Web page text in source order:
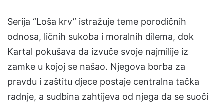
Serija “Loša krv” istražuje teme porodičnih
odnosa, ličnih sukoba i moralnih dilema, dok
Kartal pokušava da izvuče svoje najmilije iz
zamke u kojoj se našao. Njegova borba za
pravdu i zaštitu djece postaje centralna tačka
radnje, a sudbina zahtijeva od njega da se suoči